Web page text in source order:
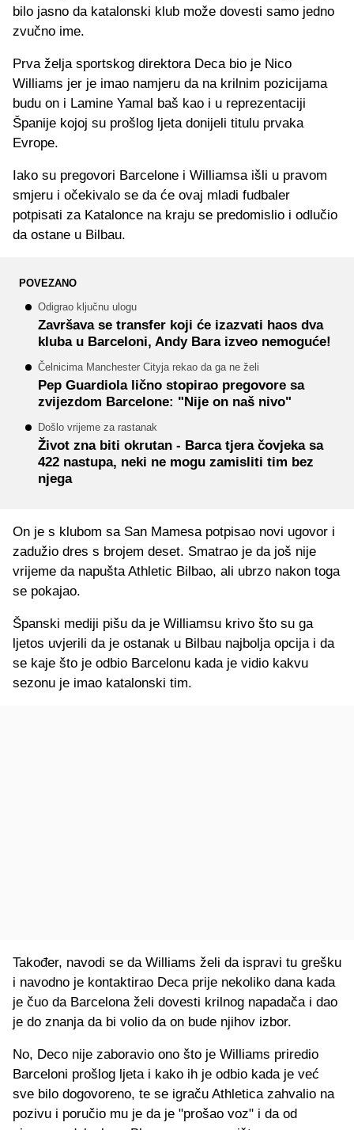
bilo jasno da katalonski klub može dovesti samo jedno
zvučno ime.
Prva želja sportskog direktora Deca bio je Nico
Williams jer je imao namjeru da na krilnim pozicijama
budu on i Lamine Yamal baš kao i u reprezentaciji
Španije kojoj su prošlog ljeta donijeli titulu prvaka
Evrope.
Iako su pregovori Barcelone i Williamsa išli u pravom
smjeru i očekivalo se da će ovaj mladi fudbaler
potpisati za Katalonce na kraju se predomislio i odlučio
da ostane u Bilbau.
POVEZANO
Odigrao ključnu ulogu
Završava se transfer koji će izazvati haos dva
kluba u Barceloni, Andy Bara izveo nemoguće!
Čelnicima Manchester Cityja rekao da ga ne želi
Pep Guardiola lično stopirao pregovore sa
zvijezdom Barcelone: "Nije on naš nivo"
Došlo vrijeme za rastanak
Život zna biti okrutan - Barca tjera čovjeka sa
422 nastupa, neki ne mogu zamisliti tim bez
njega
On je s klubom sa San Mamesa potpisao novi ugovor i
zadužio dres s brojem deset. Smatrao je da još nije
vrijeme da napušta Athletic Bilbao, ali ubrzo nakon toga
se pokajao.
Španski mediji pišu da je Williamsu krivo što su ga
ljetos uvjerili da je ostanak u Bilbau najbolja opcija i da
se kaje što je odbio Barcelonu kada je vidio kakvu
sezonu je imao katalonski tim.
Također, navodi se da Williams želi da ispravi tu grešku
i navodno je kontaktirao Deca prije nekoliko dana kada
je čuo da Barcelona želi dovesti krilnog napadača i dao
je do znanja da bi volio da on bude njihov izbor.
No, Deco nije zaboravio ono što je Williams priredio
Barceloni prošlog ljeta i kako ih je odbio kada je već
sve bilo dogovoreno, te se igraču Athletica zahvalio na
pozivu i poručio mu je da je "prošao voz" i da od